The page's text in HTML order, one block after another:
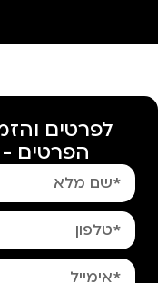
לפרטים
הפרטים